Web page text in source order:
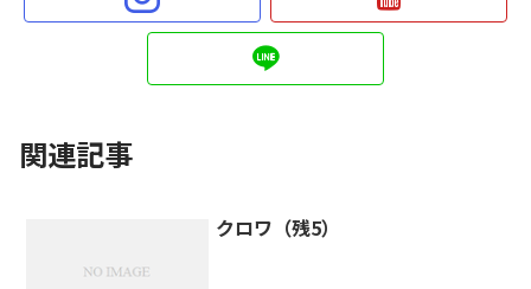
関連記事
クロワ（残5）